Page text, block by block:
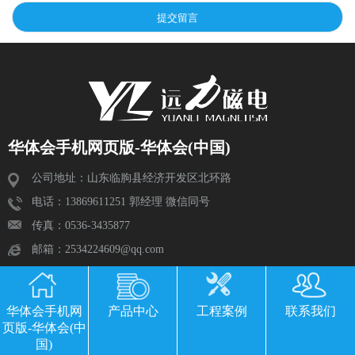
华体会手机网页版-华体会(中国)
公司地址：山东临朐县经济开发区北环路
电话：13869611251 郭经理 微信同号
传真：0536-3435877
邮箱：2534224609@qq.com
华体会手机网
页版-华体会(中
国)
产品中心 工程案例 联系我们